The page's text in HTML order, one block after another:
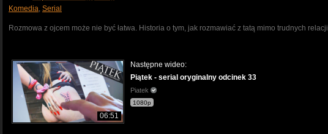
Komedia Serial
Rozmowa z ojcem może nie być łatwa. Historia o tym, jak rozmawiać z tatą mimo trudnych relacji.
06:51
Następne wideo:
Piątek - serial oryginalny odcinek 33
Piatek
1080p